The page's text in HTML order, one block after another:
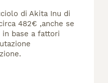
di Akita Inu di
482€ ,anche se
in base a fattori